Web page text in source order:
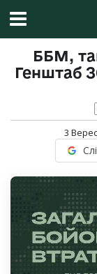
ББМ,
Генштаб
3